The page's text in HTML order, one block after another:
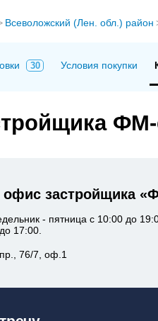
Всеволожский (Лен. обл.) район
30 Условия покупки
застройщика
- пятница с 10:00 до
17:00.
76/7, оф.1